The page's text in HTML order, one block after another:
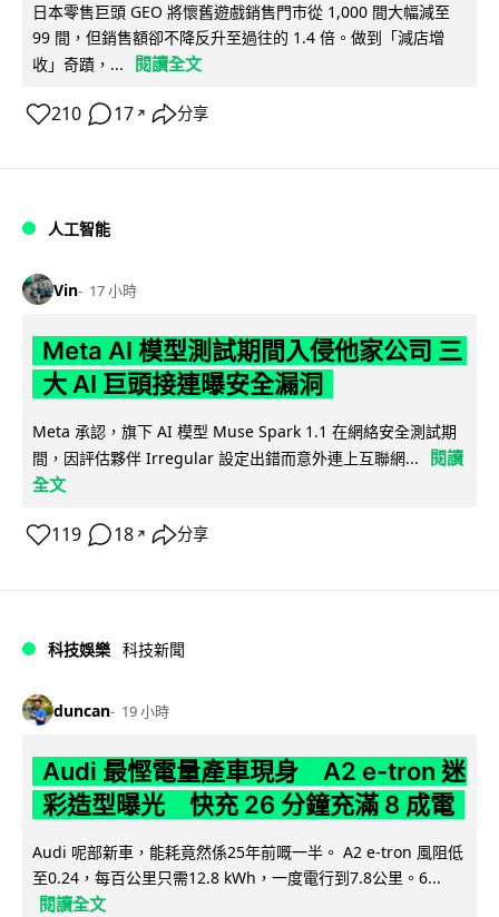
日本零售巨頭 GEO 將懷舊遊戲銷售門市從 1,000 間大幅減至
99 間，但銷售額卻不降反升至過往的 1.4 倍。做到「減店增
收」奇蹟，...
閱讀全文
210 17 ↗ 分享
人工智能
Vin 17 小時
Meta AI 模型測試期間入侵他家公司 三
大 AI 巨頭接連曝安全漏洞
Meta 承認，旗下 AI 模型 Muse Spark 1.1 在網絡安全測試期
間，因評估夥伴 Irregular 設定出錯而意外連上互聯網...
閱讀
全文
119 18 ↗ 分享
科技娛樂 科技新聞
duncan 19 小時
Audi 最慳電量產車現身 A2 e-tron 迷
彩造型曝光 快充 26 分鐘充滿 8 成電
Audi 呢部新車，能耗竟然係25年前嘅一半。 A2 e-tron 風阻低
至0.24，每百公里只需12.8 kWh，一度電行到7.8公里。6...
閱讀全文